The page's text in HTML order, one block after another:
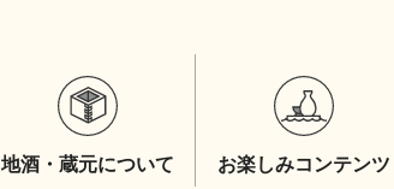
地酒・蔵元について お楽しみコンテンツ